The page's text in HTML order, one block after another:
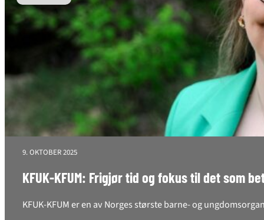
9. OKTOBER 2025
KFUK-KFUM: Frigjør tid og fokus til det som
KFUK-KFUM er en av Norges største barne- og